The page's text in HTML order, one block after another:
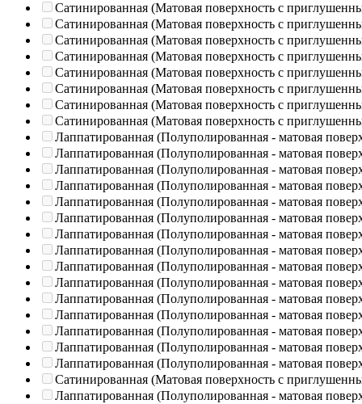
Сатинированная (Матовая поверхность с
Сатинированная (Матовая поверхность с
Сатинированная (Матовая поверхность с
Сатинированная (Матовая поверхность с
Сатинированная (Матовая поверхность с
Сатинированная (Матовая поверхность с
Сатинированная (Матовая поверхность с
Сатинированная (Матовая поверхность с
Лаппатированная (Полуполированная - матовая
Лаппатированная (Полуполированная - матовая
Лаппатированная (Полуполированная - матовая
Лаппатированная (Полуполированная - матовая
Лаппатированная (Полуполированная - матовая
Лаппатированная (Полуполированная - матовая
Лаппатированная (Полуполированная - матовая
Лаппатированная (Полуполированная - матовая
Лаппатированная (Полуполированная - матовая
Лаппатированная (Полуполированная - матовая
Лаппатированная (Полуполированная - матовая
Лаппатированная (Полуполированная - матовая
Лаппатированная (Полуполированная - матовая
Лаппатированная (Полуполированная - матовая
Лаппатированная (Полуполированная - матовая
Сатинированная (Матовая поверхность с
Лаппатированная (Полуполированная - матовая